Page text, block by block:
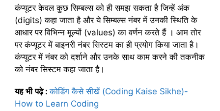
कंप्यूटर केवल कुछ सिम्बल्स को ही समझ सकता है जिन्हें अंक
(digits) कहा जाता है और ये सिम्बल्स नंबर में उनकी स्थिति के
आधार पर विभिन्न मूल्यों (values) का वर्णन करते हैं । आम तोर
पर कंप्यूटर में बाइनरी नंबर सिस्टम का ही प्रयोग किया जाता है।
कंप्यूटर में नंबर को दर्शाने और उनके साथ काम करने की तकनीक
को नंबर सिस्टम कहा जाता है।
यह भी पढ़े:कोडिंग कैसे सीखें (Coding Kaise Sikhe)-
How to Learn Coding